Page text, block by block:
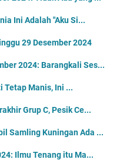
Ini Adalah "Aku Si...
29 Desember 2024
2024: Barangkali Ses...
Tetap Manis, Ini ...
Grup C, Pesik Ce...
Samling Kuningan Ada ...
Ilmu Tenang itu Ma...